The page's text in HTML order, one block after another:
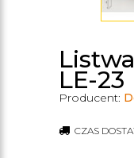
LE-23
Producent:
CZAS